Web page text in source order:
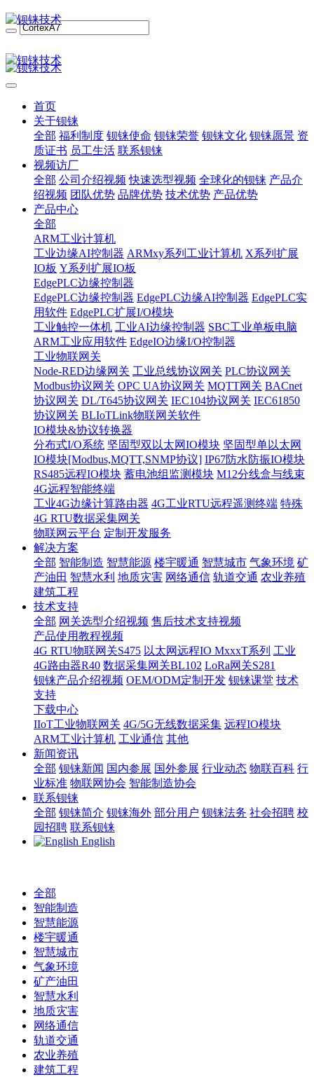
首页
关于钡铼
全部 福利制度 钡铼使命 钡铼荣誉 钡铼文化 钡铼愿景 资
质证书 员工生活 联系钡铼
视频访厂
全部 公司介绍视频 快速选型视频 全球化的钡铼 产品介
绍视频 团队优势 品牌优势 技术优势 产品优势
产品中心
全部
ARM工业计算机
工业边缘AI控制器 ARMxy系列工业计算机 X系列扩展
IO板 Y系列扩展IO板
EdgePLC边缘控制器
EdgePLC边缘控制器 EdgePLC边缘AI控制器 EdgePLC实
用软件 EdgePLC扩展I/O模块
工业触控一体机 工业AI边缘控制器 SBC工业单板电脑
ARM工业应用软件 EdgeIO边缘I/O控制器
工业物联网关
Node-RED边缘网关 工业总线协议网关 PLC协议网关
Modbus协议网关 OPC UA协议网关 MQTT网关 BACnet
协议网关 DL/T645协议网关 IEC104协议网关 IEC61850
协议网关 BLIoTLink物联网关软件
IO模块&协议转换器
分布式I/O系统 坚固型双以太网IO模块 坚固型单以太网
IO模块[Modbus,MQTT,SNMP协议] IP67防水防振IO模块
RS485远程IO模块 蓄电池组监测模块 M12分线盒与线束
4G远程智能终端
工业4G边缘计算路由器 4G工业RTU远程遥测终端 特殊
4G RTU数据采集网关
物联网云平台 定制开发服务
解决方案
全部 智能制造 智慧能源 楼宇暖通 智慧城市 气象环境 矿
产油田 智慧水利 地质灾害 网络通信 轨道交通 农业养殖
建筑工程
技术支持
全部 网关选型介绍视频 售后技术支持视频
产品使用教程视频
4G RTU物联网关S475 以太网远程IO MxxxT系列 工业
4G路由器R40 数据采集网关BL102 LoRa网关S281
钡铼产品介绍视频 OEM/ODM定制开发 钡铼课堂 技术
支持
下载中心
IIoT工业物联网关 4G/5G无线数据采集 远程IO模块
ARM工业计算机 工业通信 其他
新闻资讯
全部 钡铼新闻 国内参展 国外参展 行业动态 物联百科 行
业标准 物联网协会 智能制造协会
联系钡铼
全部 钡铼简介 钡铼海外 部分用户 钡铼法务 社会招聘 校
园招聘 联系钡铼
English
全部
智能制造
智慧能源
楼宇暖通
智慧城市
气象环境
矿产油田
智慧水利
地质灾害
网络通信
轨道交通
农业养殖
建筑工程